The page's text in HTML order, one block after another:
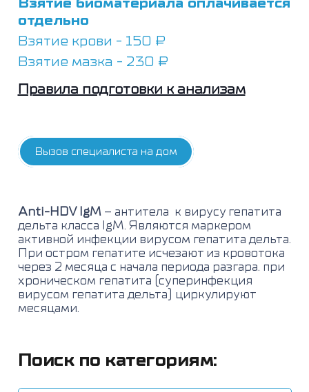
отдельно
Взятие крови - 150 ₽
Взятие мазка - 230 ₽
Правила подготовки к анализам
Вызов специалиста на дом
Anti-HDV IgM– антитела к вирусу гепатита
дельта класса IgM. Являются маркером
активной инфекции вирусом гепатита дельта.
При остром гепатите исчезают из кровотока
через 2 месяца с начала периода разгара. при
хроническом гепатита (суперинфекция
вирусом гепатита дельта) циркулируют
месяцами.
Поиск по категориям: